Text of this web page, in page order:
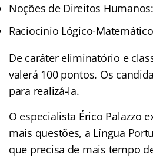
Noções de Direitos
Raciocínio Lógico-
De caráter eliminatório e
valerá 100 pontos. Os
para realizá-la.
O especialista Érico Palazzo
mais questões, a Língua
que precisa de mais tempo